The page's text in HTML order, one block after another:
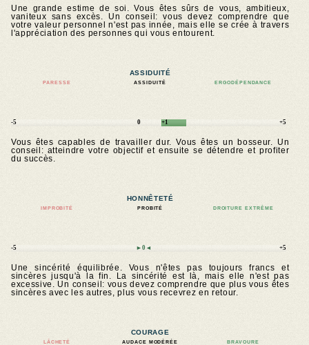
Une grande estime de soi. Vous êtes sûrs de vous, ambitieux,
vaniteux sans excès. Un conseil: vous devez comprendre que
votre valeur personnel n'est pas innée, mais elle se crée à travers
l'appréciation des personnes qui vous entourent.
ASSIDUITÉ
PARESSE ASSIDUITÉ ERGODÉPENDANCE
-5 0 +1 +5
Vous êtes capables de travailler dur. Vous êtes un bosseur. Un
conseil: atteindre votre objectif et ensuite se détendre et profiter
du succès.
HONNÊTETÉ
IMPROBITÉ PROBITÉ DROITURE EXTRÊME
-5 ►0◄ +5
Une sincérité équilibrée. Vous n'êtes pas toujours francs et
sincères jusqu'à la fin. La sincérité est là, mais elle n'est pas
excessive. Un conseil: vous devez comprendre que plus vous êtes
sincères avec les autres, plus vous recevrez en retour.
COURAGE
LÂCHETÉ AUDACE MODÉRÉE BRAVOURE